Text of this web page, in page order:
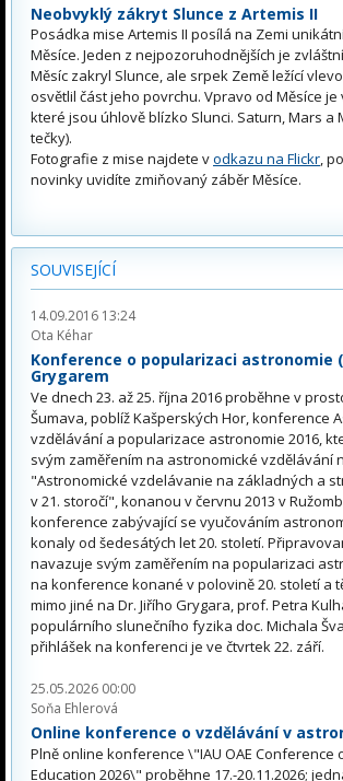
Neobvyklý zákryt Slunce z Artemis II
Posádka mise Artemis II posílá na Zemi
Měsíce. Jeden z nejpozoruhodnějších je
Měsíc zakryl Slunce, ale srpek Země ležící
osvětlil část jeho povrchu. Vpravo od Měsíce
které jsou úhlově blízko Slunci. Saturn, Mars a
tečky).
Fotografie z mise najdete vodkazu na Flickr,
novinky uvidíte zmiňovaný záběr Měsíce.
SOUVISEJÍCÍ
14.09.2016 13:24
Ota Kéhar
Konference o popularizaci astronomie
Grygarem
Ve dnech 23. až 25. října 2016 proběhne v
Šumava, poblíž Kašperských Hor, konference
vzdělávání a popularizace astronomie 2016,
svým zaměřením na astronomické vzdělávání
"Astronomické vzdelávanie na základných a
v 21. storočí", konanou v červnu 2013 v
konference zabývající se vyučováním
konaly od šedesátých let 20. století.
navazuje svým zaměřením na popularizaci
na konference konané v polovině 20. století a
mimo jiné na Dr. Jiřího Grygara, prof. Petra
populárního slunečního fyzika doc. Michala
přihlášek na konferenci je ve čtvrtek 22. září.
25.05.2026 00:00
Soňa Ehlerová
Online konference o vzdělávání v
Plně online konference \"IAU OAE Conference
Education 2026\" proběhne 17.-20.11.2026;